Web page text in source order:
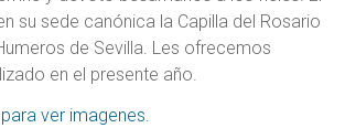
su sede canónica la Capilla del Rosario
de Sevilla. Les ofrecemos
en el presente año.
ver imagenes.